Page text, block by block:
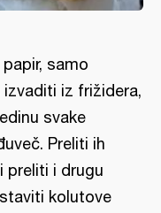
samo
iz frižidera,
svake
Preliti ih
preliti i drugu
kolutove